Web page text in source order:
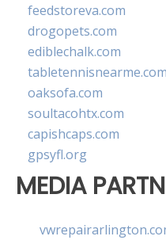
feedstoreva.com
drogopets.com
ediblechalk.com
tabletennisnearme.com
oaksofa.com
soultacohtx.com
capishcaps.com
gpsyfl.org
MEDIA